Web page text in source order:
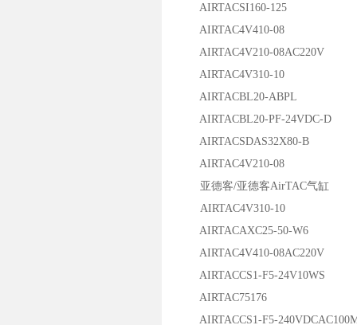
AIRTACSI160-125
AIRTAC4V410-08
AIRTAC4V210-08AC220V
AIRTAC4V310-10
AIRTACBL20-ABPL
AIRTACBL20-PF-24VDC-D
AIRTACSDAS32X80-B
AIRTAC4V210-08
亚德客/亚德客AirTAC气缸
AIRTAC4V310-10
AIRTACAXC25-50-W6
AIRTAC4V410-08AC220V
AIRTACCS1-F5-24V10WS
AIRTAC75176
AIRTACCS1-F5-